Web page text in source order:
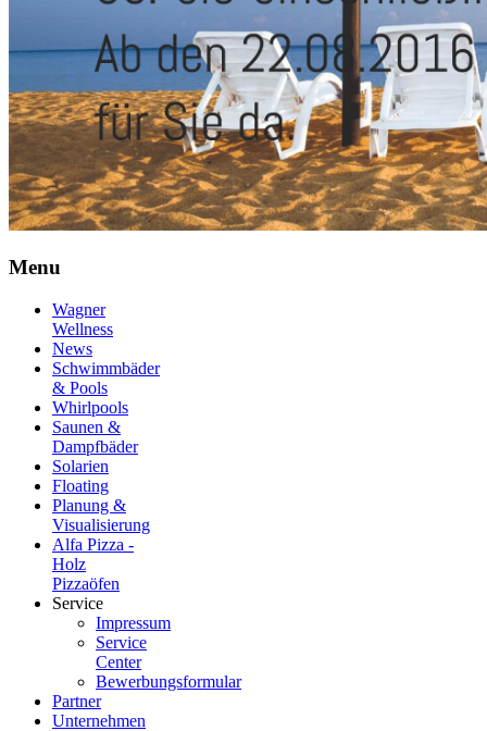
Menu
Wagner
Wellness
News
Schwimmbäder
& Pools
Whirlpools
Saunen &
Dampfbäder
Solarien
Floating
Planung &
Visualisierung
Alfa Pizza -
Holz
Pizzaöfen
Service
Impressum
Service
Center
Bewerbungsformular
Partner
Unternehmen